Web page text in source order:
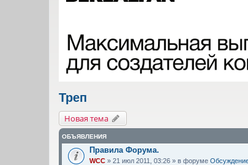
Треп
Новая тема
ОБЪЯВЛЕНИЯ
Правила Форума.
WCC » 21 июл 2011, 03:26 » в форуме